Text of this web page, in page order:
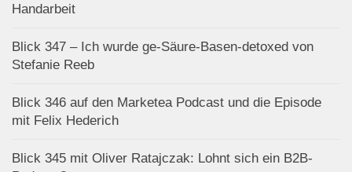
Handarbeit
Blick 347 – Ich wurde ge-Säure-Basen-detoxed von
Stefanie Reeb
Blick 346 auf den Marketea Podcast und die Episode
mit Felix Hederich
Blick 345 mit Oliver Ratajczak: Lohnt sich ein B2B-